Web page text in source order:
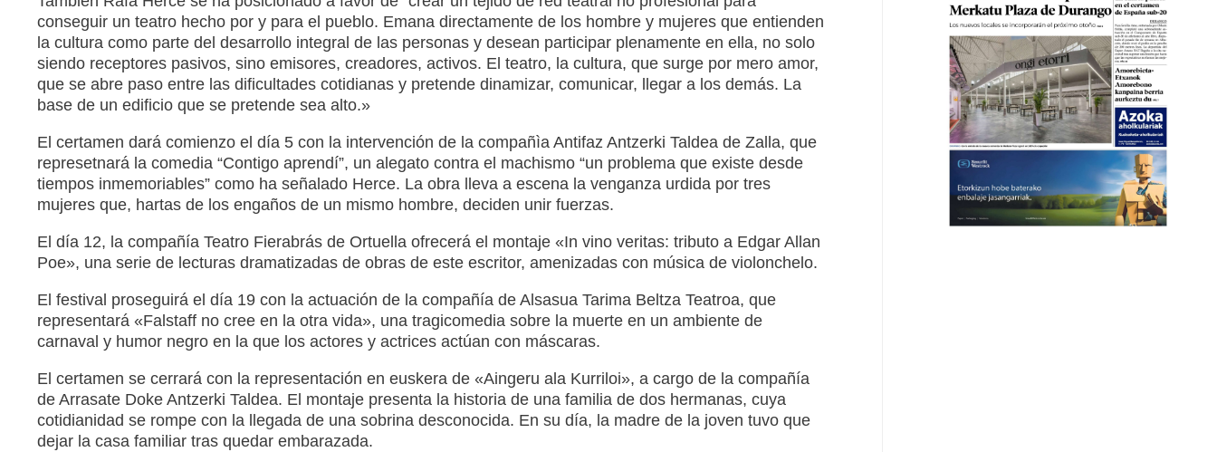
conseguir un teatro hecho por y para el pueblo. Emana directamente de los hombre y mujeres que entienden
la cultura como parte del desarrollo integral de las personas y desean participar plenamente en ella, no solo
siendo receptores pasivos, sino emisores, creadores, activos. El teatro, la cultura, que surge por mero amor,
que se abre paso entre las dificultades cotidianas y pretende dinamizar, comunicar, llegar a los demás. La
base de un edificio que se pretende sea alto.»
El certamen dará comienzo el día 5 con la intervención de la compañìa Antifaz Antzerki Taldea de Zalla, que
represetnará la comedia “Contigo aprendí”, un alegato contra el machismo “un problema que existe desde
tiempos inmemoriables” como ha señalado Herce. La obra lleva a escena la venganza urdida por tres
mujeres que, hartas de los engaños de un mismo hombre, deciden unir fuerzas.
El día 12, la compañía Teatro Fierabrás de Ortuella ofrecerá el montaje «In vino veritas: tributo a Edgar Allan
Poe», una serie de lecturas dramatizadas de obras de este escritor, amenizadas con música de violonchelo.
El festival proseguirá el día 19 con la actuación de la compañía de Alsasua Tarima Beltza Teatroa, que
representará «Falstaff no cree en la otra vida», una tragicomedia sobre la muerte en un ambiente de
carnaval y humor negro en la que los actores y actrices actúan con máscaras.
El certamen se cerrará con la representación en euskera de «Aingeru ala Kurriloi», a cargo de la compañía
de Arrasate Doke Antzerki Taldea. El montaje presenta la historia de una familia de dos hermanas, cuya
cotidianidad se rompe con la llegada de una sobrina desconocida. En su día, la madre de la joven tuvo que
dejar la casa familiar tras quedar embarazada.